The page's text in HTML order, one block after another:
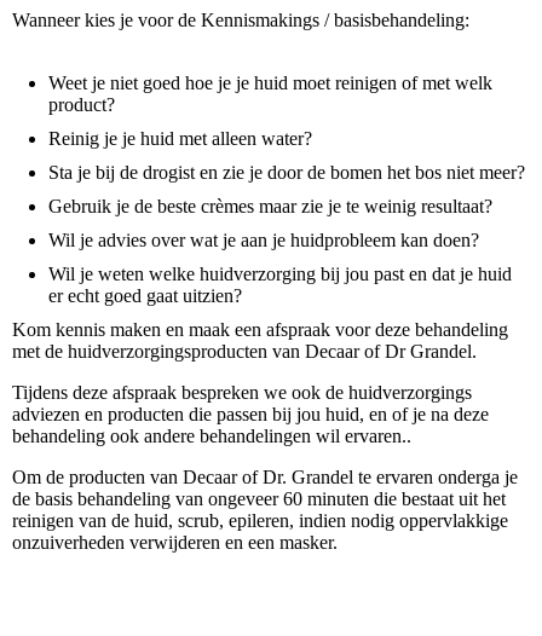
Wanneer kies je voor de Kennismakings / basisbehandeling:
Weet je niet goed hoe je je huid moet reinigen of met welk
product?
Reinig je je huid met alleen water?
Sta je bij de drogist en zie je door de bomen het bos niet meer?
Gebruik je de beste crèmes maar zie je te weinig resultaat?
Wil je advies over wat je aan je huidprobleem kan doen?
Wil je weten welke huidverzorging bij jou past en dat je huid
er echt goed gaat uitzien?
Kom kennis maken en maak een afspraak voor deze behandeling
met de huidverzorgingsproducten van Decaar of Dr Grandel.
Tijdens deze afspraak bespreken we ook de huidverzorgings
adviezen en producten die passen bij jou huid, en of je na deze
behandeling ook andere behandelingen wil ervaren..
Om de producten van Decaar of Dr. Grandel te ervaren onderga je
de basis behandeling van ongeveer 60 minuten die bestaat uit het
reinigen van de huid, scrub, epileren, indien nodig oppervlakkige
onzuiverheden verwijderen en een masker.